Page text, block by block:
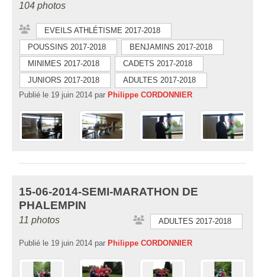
104 photos
EVEILS ATHLÉTISME 2017-2018
POUSSINS 2017-2018
BENJAMINS 2017-2018
MINIMES 2017-2018
CADETS 2017-2018
JUNIORS 2017-2018
ADULTES 2017-2018
Publié le 19 juin 2014 par Philippe CORDONNIER
15-06-2014-SEMI-MARATHON DE
PHALEMPIN
11 photos ADULTES 2017-2018
Publié le 19 juin 2014 par Philippe CORDONNIER